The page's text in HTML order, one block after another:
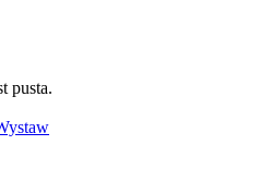
pusta.